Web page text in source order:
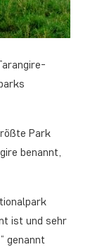
Park
benannt,
ist und sehr
genannt